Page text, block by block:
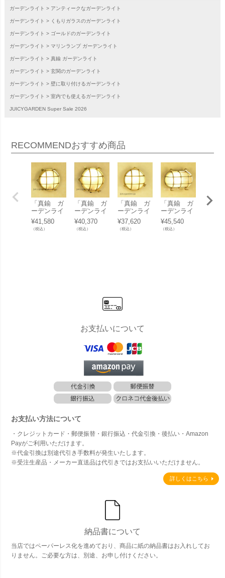
ガーデンライト アンティークなガーデンライト
ガーデンライト くもりガラスのガーデンライト
ガーデンライト ゴールドのガーデンライト
ガーデンライト マリンランプ ガーデンライト
ガーデンライト 真鍮 ガーデンライト
ガーデンライト 玄関のガーデンライト
ガーデンライト 壁に取り付けるガーデンライト
ガーデンライト 室内でも使えるガーデンライト
JUICYGARDEN Super Sale 2026
RECOMMENDおすすめ商品
「真鍮 ガ
ーデンライ
ト BH203
0FR LED」
¥41,580
（税込）
「真鍮 ガ
ーデンライ
ト BH202
9FR LED」
¥40,370
（税込）
「真鍮 ガ
ーデンライ
ト BH202
8FR LED」
¥37,620
（税込）
「真鍮 ガ
ーデンライ
ト BH203
4FR LED」
¥45,540
（税込）
「真
お支払いについて
お支払い方法について
・クレジットカード・郵便振替・銀行振込・代金引換・後払い・Amazon
Payがご利用いただけます。
※代金引換は別途代引き手数料が発生いたします。
※受注生産品・メーカー直送品は代引きではお支払いいただけません。
詳しくはこちら
納品書について
当店ではペーパーレス化を進めており、商品に紙の納品書はお入れしてお
りません。ご必要な方は、別途、お申し付けください。